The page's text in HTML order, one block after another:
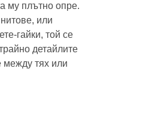
му плътно опре.
или
гайки, той се
детайлите
между тях или